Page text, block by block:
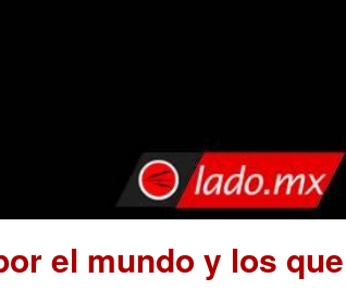
el mundo y los que